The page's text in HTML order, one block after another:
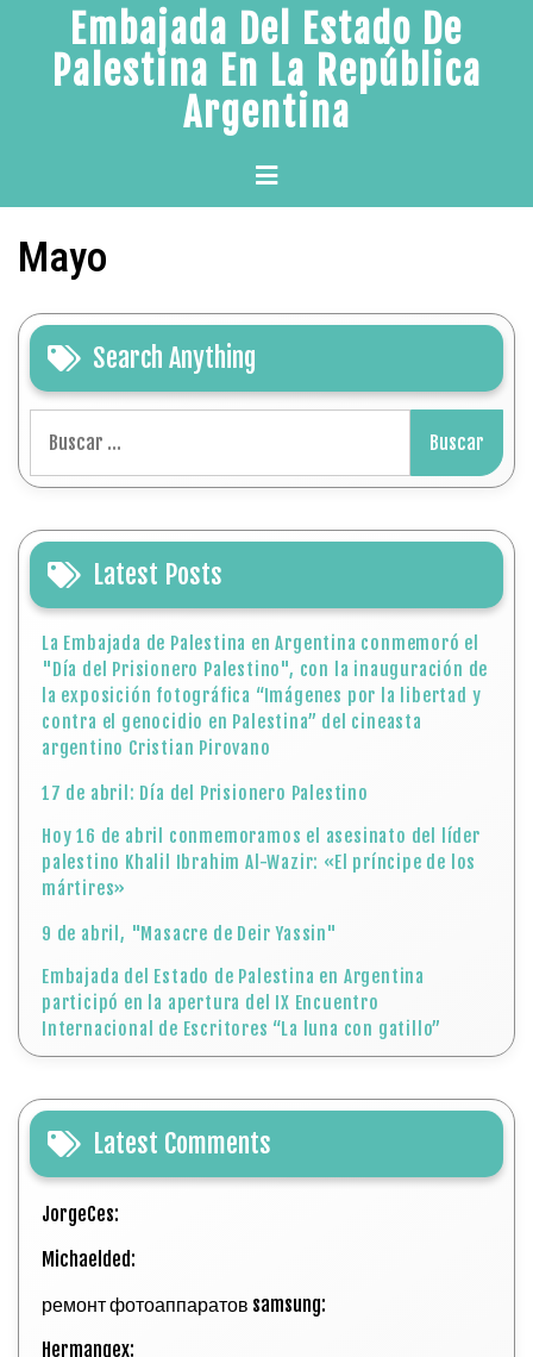
content
Embajada Del Estado De
Palestina En La República
Argentina
Primary
Menu
Mayo
Search Anything
Latest Posts
La Embajada de Palestina en Argentina conmemoró el
"Día del Prisionero Palestino", con la inauguración de
la exposición fotográfica “Imágenes por la libertad y
contra el genocidio en Palestina” del cineasta
argentino Cristian Pirovano
17 de abril: Día del Prisionero Palestino
Hoy 16 de abril conmemoramos el asesinato del líder
palestino Khalil Ibrahim Al-Wazir: «El príncipe de los
mártires»
9 de abril, "Masacre de Deir Yassin"
Embajada del Estado de Palestina en Argentina
participó en la apertura del IX Encuentro
Internacional de Escritores “La luna con gatillo”
Latest Comments
JorgeCes:
Michaelded:
ремонт фотоаппаратов samsung:
Hermangex: